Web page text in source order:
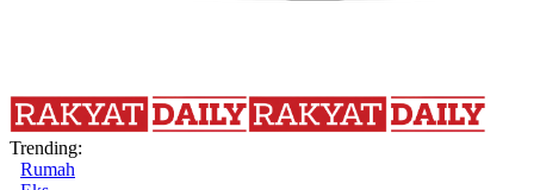
Trending:
Rumah